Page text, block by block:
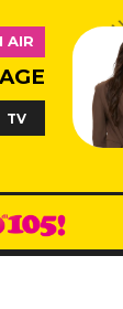
AIR
TV